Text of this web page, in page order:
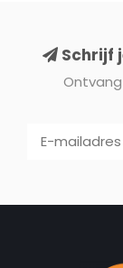
Schrijf